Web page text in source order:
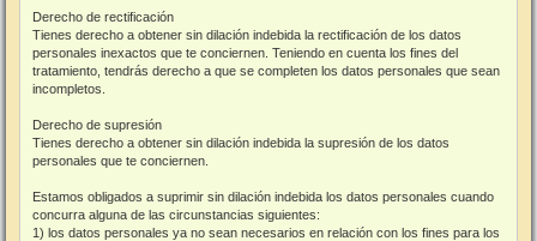
Derecho de rectificación
Tienes derecho a obtener sin dilación indebida la rectificación de los datos
personales inexactos que te conciernen. Teniendo en cuenta los fines del
tratamiento, tendrás derecho a que se completen los datos personales que sean
incompletos.
Derecho de supresión
Tienes derecho a obtener sin dilación indebida la supresión de los datos
personales que te conciernen.
Estamos obligados a suprimir sin dilación indebida los datos personales cuando
concurra alguna de las circunstancias siguientes:
1) los datos personales ya no sean necesarios en relación con los fines para los